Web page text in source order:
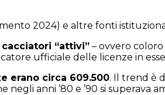
2024) e altre fonti
“attivi” – ovvero coloro
ufficiale delle licenze in
erano circa 609.500. Il trend è
anni ’80 e ’90 si superava